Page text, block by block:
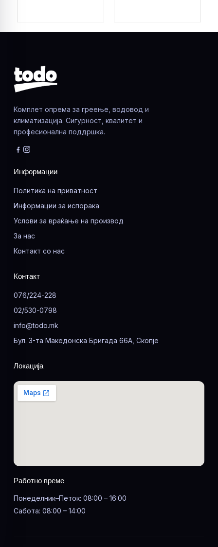
Комплет опрема за греење, водовод и
климатизација. Сигурност, квалитет и
професионална поддршка.
Информации
Политика на приватност
Информации за испорака
Услови за враќање на производ
За нас
Контакт со нас
Контакт
076/224-228
02/530-0798
info@todo.mk
Бул. 3-та Македонска Бригада 66А, Скопје
Локација
Работно време
Понеделник–Петок: 08:00 – 16:00
Сабота: 08:00 – 14:00